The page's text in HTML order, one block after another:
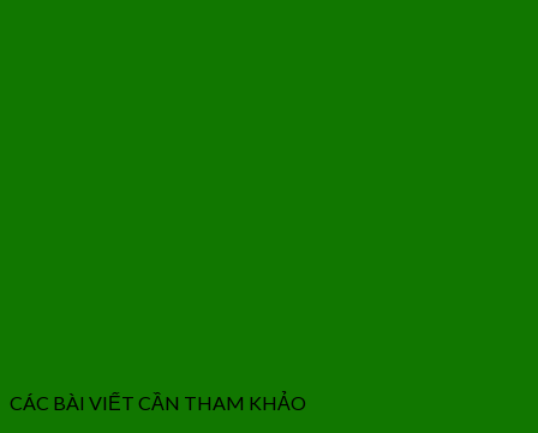
CÁC BÀI VIẾT CẦN THAM KHẢO